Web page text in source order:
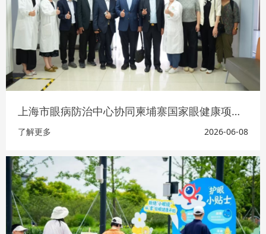
上海市眼病防治中心协同柬埔寨国家眼健康项目团队参访奉贤西渡社区VIMC
了解更多 2026-06-08